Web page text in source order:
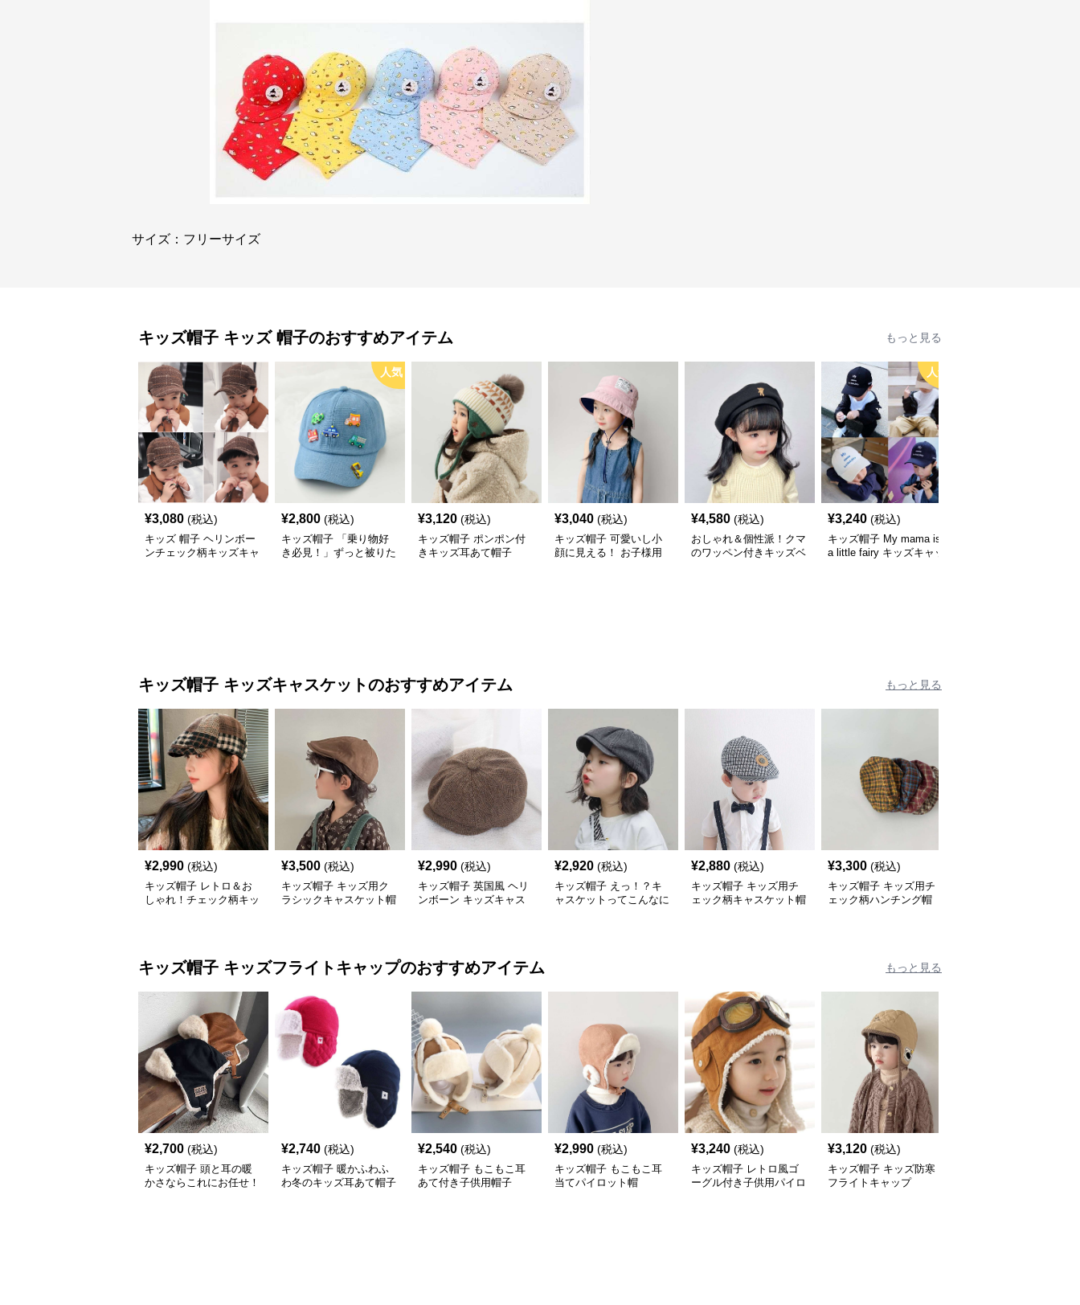
サイズ：フリーサイズ
キッズ帽子 キッズ 帽子のおすすめアイテム もっと見る
¥3,080 (税込)
キッズ 帽子 ヘリンボー
ンチェック柄キッズキャ
人気
¥2,800 (税込)
キッズ帽子 「乗り物好
き必見！」ずっと被りた
¥3,120 (税込)
キッズ帽子 ポンポン付
きキッズ耳あて帽子
¥3,040 (税込)
キッズ帽子 可愛いし小
顔に見える！ お子様用
¥4,580 (税込)
おしゃれ＆個性派！クマ
のワッペン付きキッズベ
人気
¥3,240 (税込)
キッズ帽子 My mama is
a little fairy キッズキャッ
キッズ帽子 キッズキャスケットのおすすめアイテム もっと見る
¥2,990 (税込)
キッズ帽子 レトロ＆お
しゃれ！チェック柄キッ
¥3,500 (税込)
キッズ帽子 キッズ用ク
ラシックキャスケット帽
¥2,990 (税込)
キッズ帽子 英国風 ヘリ
ンボーン キッズキャス
¥2,920 (税込)
キッズ帽子 えっ！？キ
ャスケットってこんなに
¥2,880 (税込)
キッズ帽子 キッズ用チ
ェック柄キャスケット帽
¥3,300 (税込)
キッズ帽子 キッズ用チ
ェック柄ハンチング帽
キッズ帽子 キッズフライトキャップのおすすめアイテム もっと見る
¥2,700 (税込)
キッズ帽子 頭と耳の暖
かさならこれにお任せ！
¥2,740 (税込)
キッズ帽子 暖かふわふ
わ冬のキッズ耳あて帽子
¥2,540 (税込)
キッズ帽子 もこもこ耳
あて付き子供用帽子
¥2,990 (税込)
キッズ帽子 もこもこ耳
当てパイロット帽
¥3,240 (税込)
キッズ帽子 レトロ風ゴ
ーグル付き子供用パイロ
¥3,120 (税込)
キッズ帽子 キッズ防寒
フライトキャップ